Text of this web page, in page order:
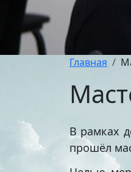
Главная
В рамках
прошёл